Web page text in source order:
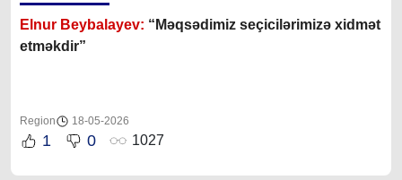
Elnur Beybalayev: “Məqsədimiz seçicilərimizə xidmət
etməkdir”
Region 18-05-2026
1 0 1027